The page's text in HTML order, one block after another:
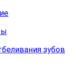
зубов